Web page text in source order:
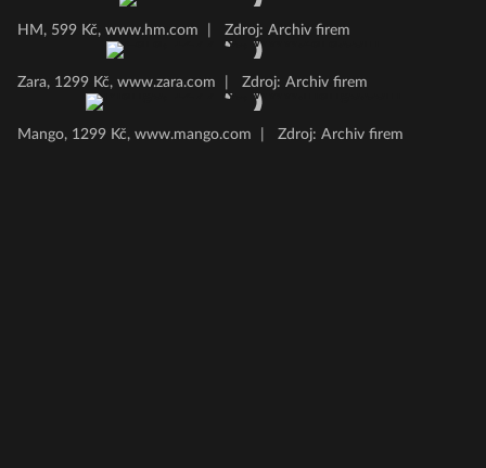
HM, 599 Kč, www.hm.com Zdroj: Archiv firem
Zara, 1299 Kč, www.zara.com Zdroj: Archiv firem
Mango, 1299 Kč, www.mango.com Zdroj: Archiv firem